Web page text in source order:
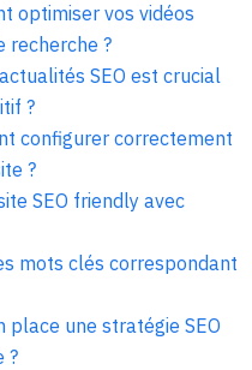
optimiser vos vidéos
recherche ?
SEO est crucial
?
configurer correctement
?
SEO friendly avec
mots clés correspondant
une stratégie SEO
?